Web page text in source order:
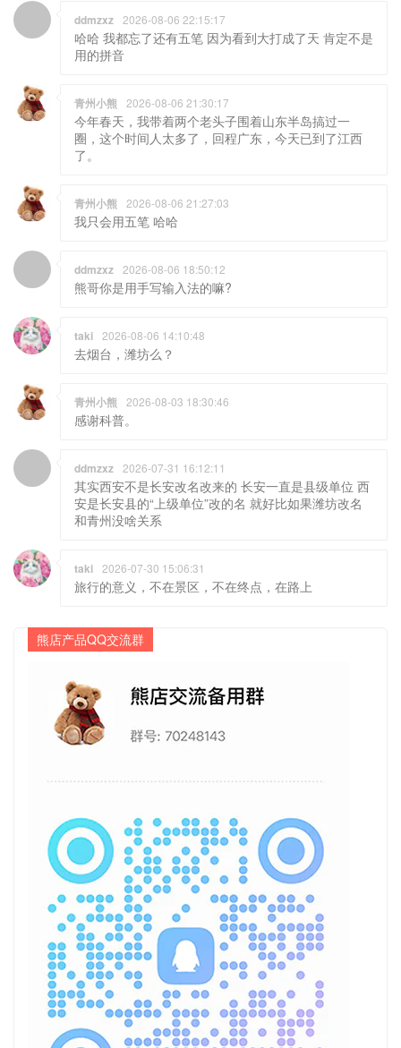
ddmzxz 2026-08-06 22:15:17
哈哈 我都忘了还有五笔 因为看到大打成了天 肯定不是
用的拼音
青州小熊 2026-08-06 21:30:17
今年春天，我带着两个老头子围着山东半岛搞过一
圈，这个时间人太多了，回程广东，今天已到了江西
了。
青州小熊 2026-08-06 21:27:03
我只会用五笔 哈哈
ddmzxz 2026-08-06 18:50:12
熊哥你是用手写输入法的嘛?
taki 2026-08-06 14:10:48
去烟台，潍坊么？
青州小熊 2026-08-03 18:30:46
感谢科普。
ddmzxz 2026-07-31 16:12:11
其实西安不是长安改名改来的 长安一直是县级单位 西
安是长安县的“上级单位”改的名 就好比如果潍坊改名
和青州没啥关系
taki 2026-07-30 15:06:31
旅行的意义，不在景区，不在终点，在路上
熊店产品QQ交流群